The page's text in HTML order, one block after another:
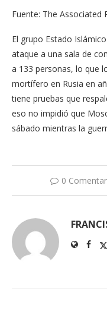
Fuente: The Associated
El grupo Estado
ataque a una sala de
a 133 personas, lo que
mortífero en Rusia en
tiene pruebas que
eso no impidió que
sábado mientras la
0